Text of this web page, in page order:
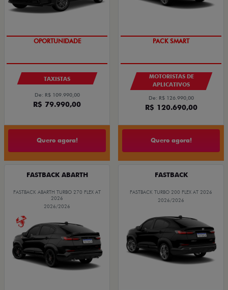
OPORTUNIDADE
TAXISTAS
De: R$ 109.990,00
R$ 79.990,00
Quero agora!
PACK SMART
MOTORISTAS DE
APLICATIVOS
De: R$ 126.990,00
R$ 120.690,00
Quero agora!
FASTBACK ABARTH
FASTBACK ABARTH TURBO 270 FLEX AT
2026
2026/2026
FASTBACK
FASTBACK TURBO 200 FLEX AT 2026
2026/2026